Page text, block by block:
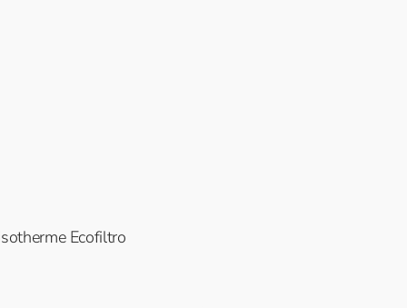
Ecofiltro